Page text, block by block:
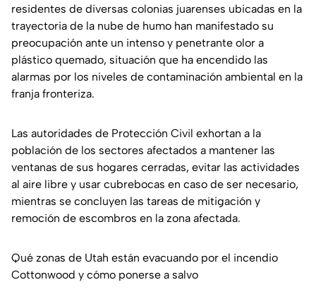
residentes de diversas colonias juarenses ubicadas en la
trayectoria de la nube de humo han manifestado su
preocupación ante un intenso y penetrante olor a
plástico quemado, situación que ha encendido las
alarmas por los niveles de contaminación ambiental en la
franja fronteriza.
Las autoridades de Protección Civil exhortan a la
población de los sectores afectados a mantener las
ventanas de sus hogares cerradas, evitar las actividades
al aire libre y usar cubrebocas en caso de ser necesario,
mientras se concluyen las tareas de mitigación y
remoción de escombros en la zona afectada.
Qué zonas de Utah están evacuando por el incendio
Cottonwood y cómo ponerse a salvo